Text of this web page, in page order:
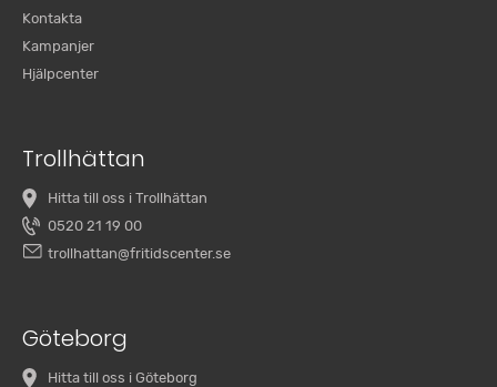
Kontakta
Kampanjer
Hjälpcenter
Trollhättan
Hitta till oss i Trollhättan
0520 21 19 00
trollhattan@fritidscenter.se
Göteborg
Hitta till oss i Göteborg